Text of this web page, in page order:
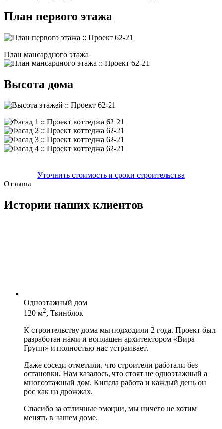
План первого этажа
План мансардного этажа
Высота дома
Уточнить стоимость и сроки строительства
Отзывы
Истории наших клиентов
Одноэтажный дом
120 м2, Твинблок
К строительству дома мы подходили 2 года. Проект был
разработан нами и воплащен архитектором «Вира
Групп» и полностью нас устраивает.
Даже соседи отметили, что строители работали без
остановки. Нам казалось, что стоят не одноэтажный а
многоэтажный дом. Кипела работа и каждый день он
рос как на дрожжах.
Спасибо за отличные эмоции, мы ничего не хотим
менять в нашем доме.